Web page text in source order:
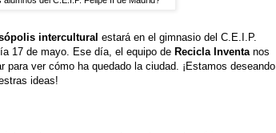
intercultural estará en el gimnasio del C.E.I.P.
17 de mayo. Ese día, el equipo de Recicla Inventanos
para ver cómo ha quedado la ciudad. ¡Estamos deseando
ideas!